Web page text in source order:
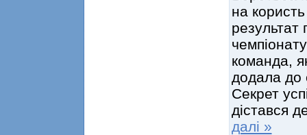
на
результат
команда,
додала до
Секрет
дістався
далі »